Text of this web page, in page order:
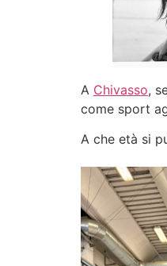
A Chivasso,
come sport
A che età si